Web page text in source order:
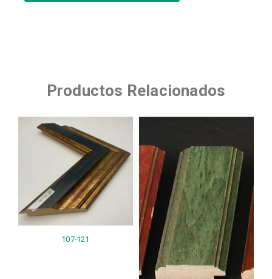
Productos Relacionados
107-121